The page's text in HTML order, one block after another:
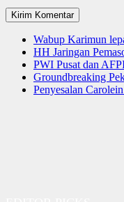
Wabup Karimun
HH Jaringan
PWI Pusat dan
Groundbreaking
Penyesalan